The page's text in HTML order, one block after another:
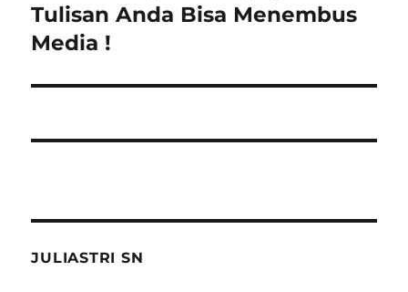
post:
Tulisan Anda Bisa Menembus
Media !
JULIASTRI SN